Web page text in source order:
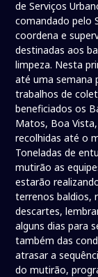
de Serviços
comandado pelo
coordena e
destinadas aos
limpeza. Nesta
até uma semana
trabalhos de
beneficiados os
Matos, Boa
recolhidas até o
Toneladas de
mutirão as
estarão
terrenos baldios,
descartes,
alguns dias para
também das
atrasar a
do mutirão,